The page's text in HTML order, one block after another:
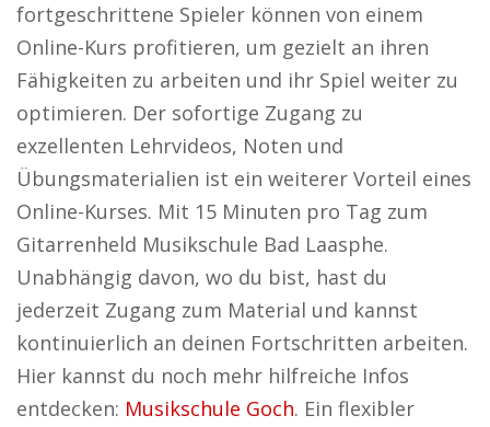
fortgeschrittene Spieler können von einem
Online-Kurs profitieren, um gezielt an ihren
Fähigkeiten zu arbeiten und ihr Spiel weiter zu
optimieren. Der sofortige Zugang zu
exzellenten Lehrvideos, Noten und
Übungsmaterialien ist ein weiterer Vorteil eines
Online-Kurses. Mit 15 Minuten pro Tag zum
Gitarrenheld Musikschule Bad Laasphe.
Unabhängig davon, wo du bist, hast du
jederzeit Zugang zum Material und kannst
kontinuierlich an deinen Fortschritten arbeiten.
Hier kannst du noch mehr hilfreiche Infos
entdecken: Musikschule Goch. Ein flexibler